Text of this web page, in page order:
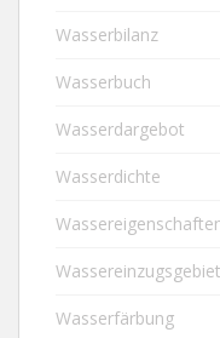
Wasserbilanz
Wasserbuch
Wasserdargebot
Wasserdichte
Wassereinzugsgebiet
Wasserfärbung